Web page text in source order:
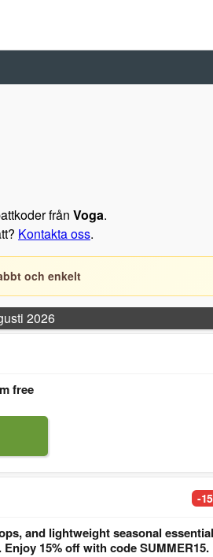
från Voga.
Kontakta oss.
och enkelt
2026
free
-
and lightweight seasonal
15% off with code SUMMER15.